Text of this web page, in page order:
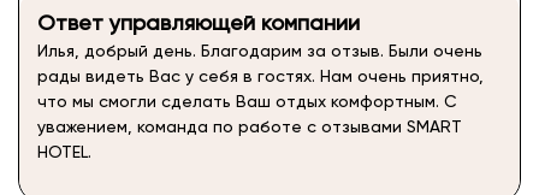
Ответ управляющей компании
Илья, добрый день. Благодарим за отзыв. Были очень
рады видеть Вас у себя в гостях. Нам очень приятно,
что мы смогли сделать Ваш отдых комфортным. С
уважением, команда по работе с отзывами SMART
HOTEL.